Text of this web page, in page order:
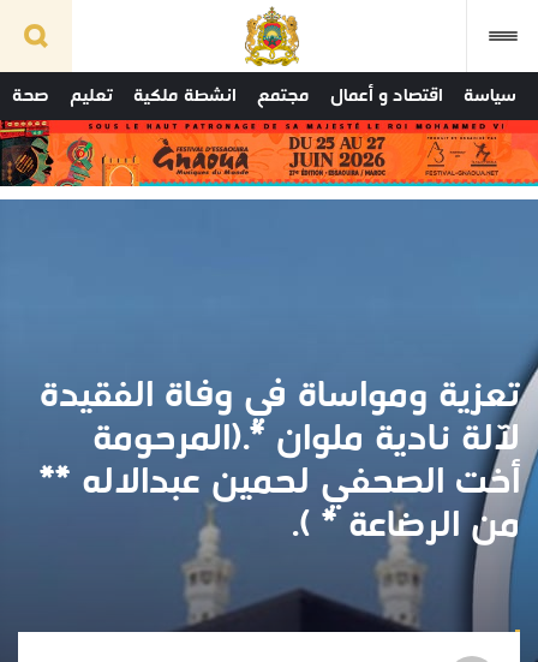
سياسة اقتصاد و أعمال مجتمع انشطة ملكية تعليم صحة
تعزية ومواساة في وفاة الفقيدة
لآلة نادية ملوان *.(المرحومة
أخت الصحفي لحمين عبدالاله **
من الرضاعة * ).